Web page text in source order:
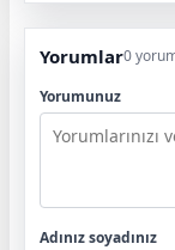
Yorumlar0
Yorumunuz
Adınız soyadınız